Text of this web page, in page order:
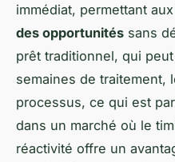
immédiat, permettant
des opportunités sans
prêt traditionnel, qui
semaines de traitement,
processus, ce qui est
dans un marché où le
réactivité offre un